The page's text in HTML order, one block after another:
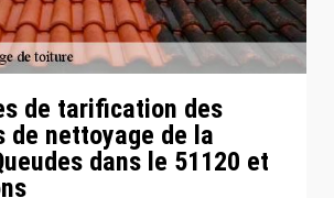
de tarification des
de nettoyage de la
dans le 51120 et